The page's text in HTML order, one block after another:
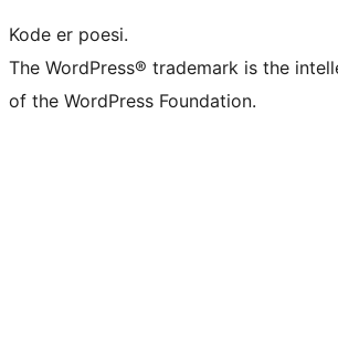
Kode er poesi.
The WordPress® trademark is the
of the WordPress Foundation.